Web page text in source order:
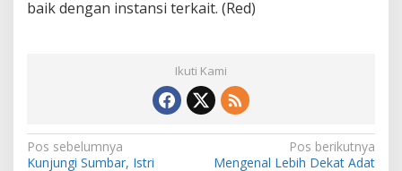
baik dengan instansi terkait. (Red)
Ikuti Kami
N
Pos sebelumnya
Kunjungi Sumbar, Istri
Pos berikutnya
Mengenal Lebih Dekat Adat